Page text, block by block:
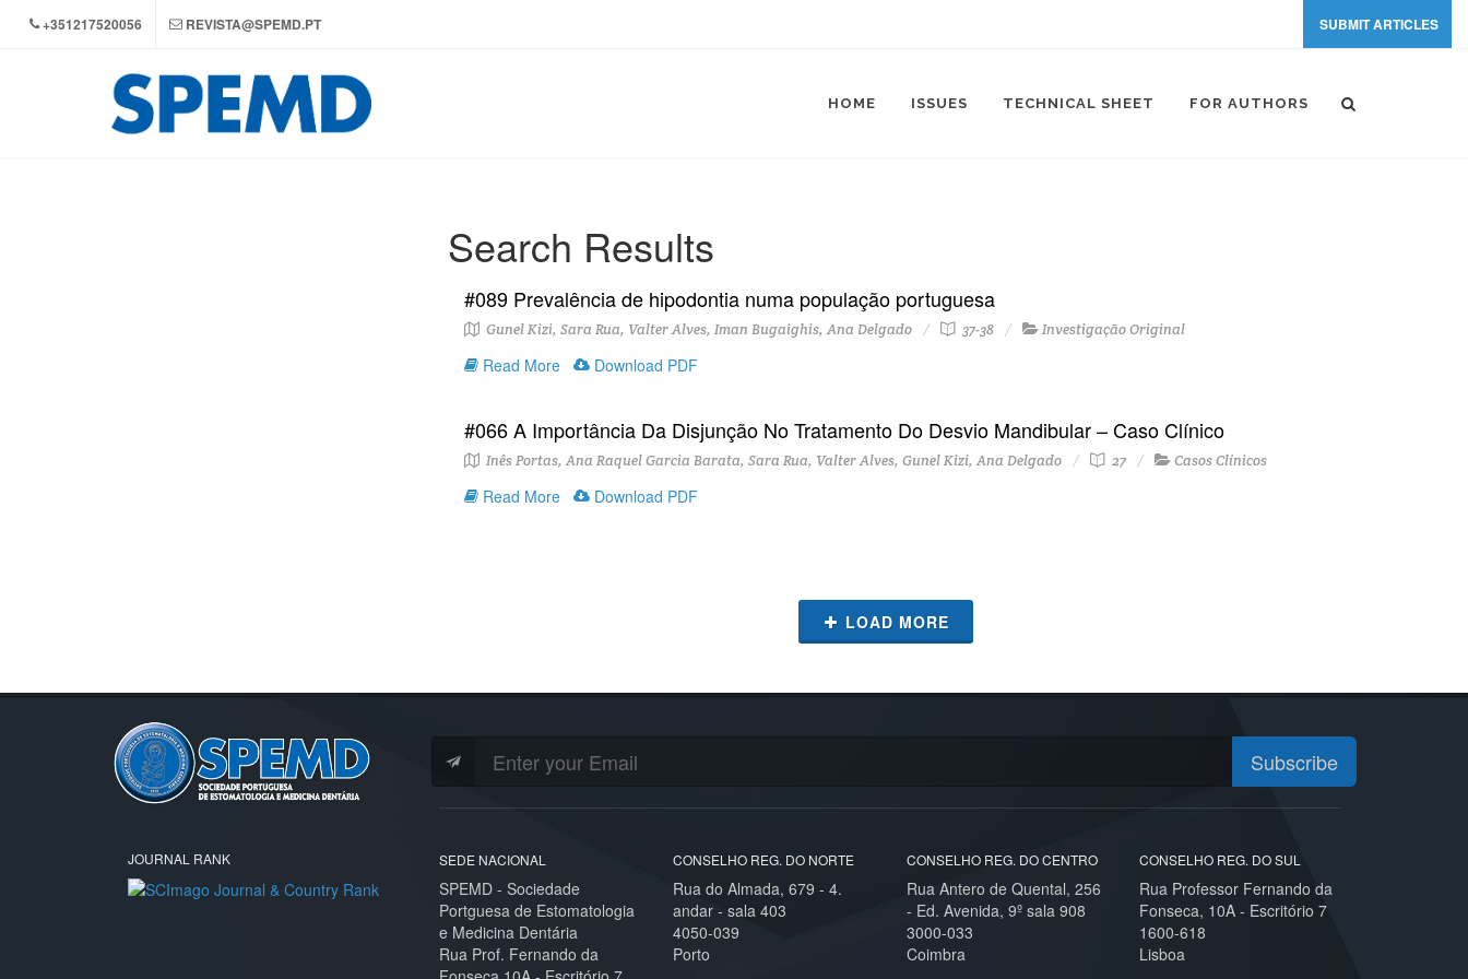
+351217520056 REVISTA@SPEMD.PT SUBMIT ARTICLES
HOME ISSUES TECHNICAL SHEET FOR AUTHORS
Search Results
#089 Prevalência de hipodontia numa população portuguesa
Gunel Kizi, Sara Rua, Valter Alves, Iman Bugaighis, Ana Delgado 37-38 Investigação Original
Read More Download PDF
#066 A Importância Da Disjunção No Tratamento Do Desvio Mandibular – Caso Clínico
Inês Portas, Ana Raquel Garcia Barata, Sara Rua, Valter Alves, Gunel Kizi, Ana Delgado 27 Casos Clínicos
Read More Download PDF
LOAD MORE
Subscribe
JOURNAL RANK SEDE NACIONAL
SPEMD - Sociedade
Portguesa de Estomatologia
e Medicina Dentária
Rua Prof. Fernando da
CONSELHO REG. DO NORTE
Rua do Almada, 679 - 4.
andar - sala 403
4050-039
Porto
CONSELHO REG. DO CENTRO
Rua Antero de Quental, 256
- Ed. Avenida, 9º sala 908
3000-033
Coimbra
CONSELHO REG. DO SUL
Rua Professor Fernando da
Fonseca, 10A - Escritório 7
1600-618
Lisboa